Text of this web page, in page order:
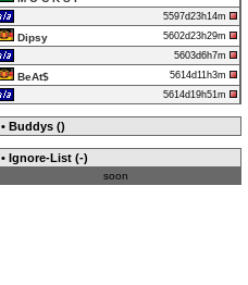
5597d23h14m
Dipsy
5602d23h29m
5603d6h7m
BeAt$
5614d11h3m
5614d19h51m
• Buddys ()
• Ignore-List (-)
soon